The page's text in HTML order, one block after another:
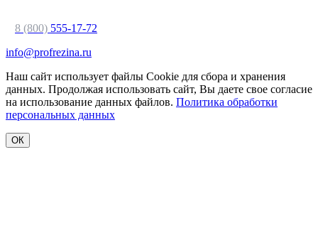
8 (800) 555-17-72
info@profrezina.ru
Наш сайт использует файлы Cookie для сбора и хранения
данных. Продолжая использовать сайт, Вы даете свое согласие
на использование данных файлов. Политика обработки
персональных данных
ОК